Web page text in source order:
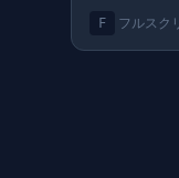
F フルスク